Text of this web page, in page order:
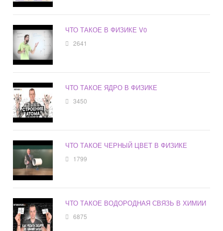
ЧТО ТАКОЕ В ФИЗИКЕ V0
2641
ЧТО ТАКОЕ ЯДРО В ФИЗИКЕ
3450
ЧТО ТАКОЕ ЧЕРНЫЙ ЦВЕТ В ФИЗИКЕ
1799
ЧТО ТАКОЕ ВОДОРОДНАЯ СВЯЗЬ В ХИМИИ
6875